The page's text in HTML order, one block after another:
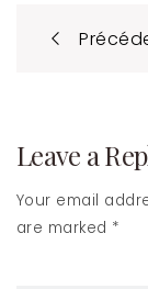
Leave a
Your email
are marked *